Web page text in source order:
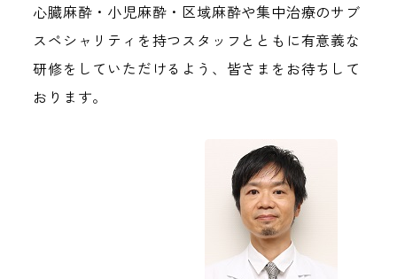
心臓麻酔・小児麻酔・区域麻酔や集中治療のサブ
スペシャリティを持つスタッフとともに有意義な
研修をしていただけるよう、皆さまをお待ちして
おります。